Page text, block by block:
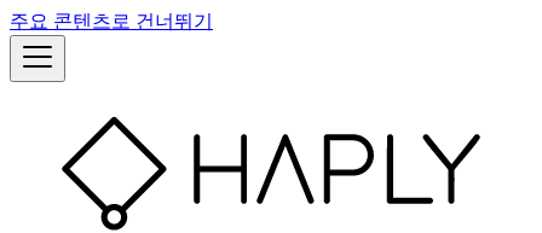
주요 콘텐츠로 건너뛰기